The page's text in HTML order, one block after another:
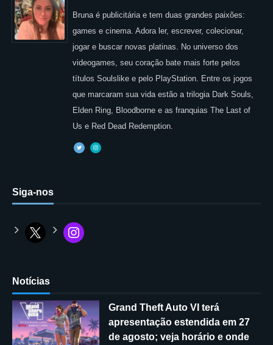
Bruna é publicitária e tem duas grandes paixões:
games e cinema. Adora ler, escrever, colecionar,
jogar e buscar novas platinas. No universo dos
videogames, seu coração bate mais forte pelos
títulos Soulslike e pelo PlayStation. Entre os jogos
que marcaram sua vida estão a trilogia Dark Souls,
Elden Ring, Bloodborne e as franquias The Last of
Us e Red Dead Redemption.
Siga-nos
Notícias
Grand Theft Auto VI terá
apresentação estendida em 27
de agosto; veja horário e onde